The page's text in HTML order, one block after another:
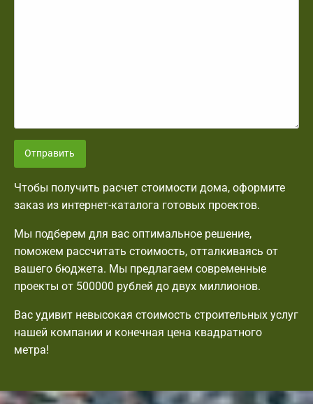
Отправить
Чтобы получить расчет стоимости дома, оформите
заказ из интернет-каталога готовых проектов.
Мы подберем для вас оптимальное решение,
поможем рассчитать стоимость, отталкиваясь от
вашего бюджета. Мы предлагаем современные
проекты от 500000 рублей до двух миллионов.
Вас удивит невысокая стоимость строительных услуг
нашей компании и конечная цена квадратного
метра!